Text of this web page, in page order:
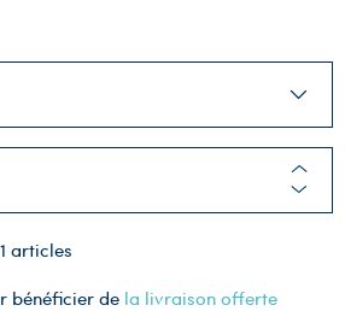
1 articles
bénéficier de la livraison offerte